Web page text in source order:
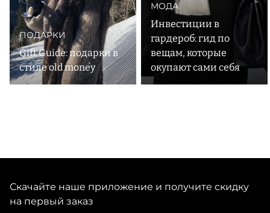
ПОДАРКИ
Gift Guide: подарки в
стиле old money
МОДА
Инвестиции в
гардероб: гид по
вещам, которые
окупают сами себя
Скачайте наше приложение и получите скидку
на первый заказ